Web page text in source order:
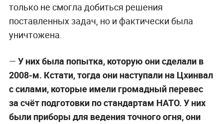
только не смогла добиться решения
поставленных задач, но и фактически была
уничтожена.
— У них была попытка, которую они сделали в
2008-м. Кстати, тогда они наступали на Цхинвал
с силами, которые имели громадный перевес
за счёт подготовки по стандартам НАТО. У них
были приборы для ведения точного огня, они